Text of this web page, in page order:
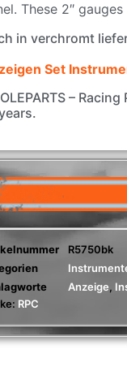
These 2″
in verchromt
Set
–
R5750bk
Anzeige,
RPC